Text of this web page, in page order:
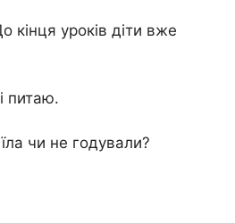
кінця уроків діти вже
питаю.
чи не годували?